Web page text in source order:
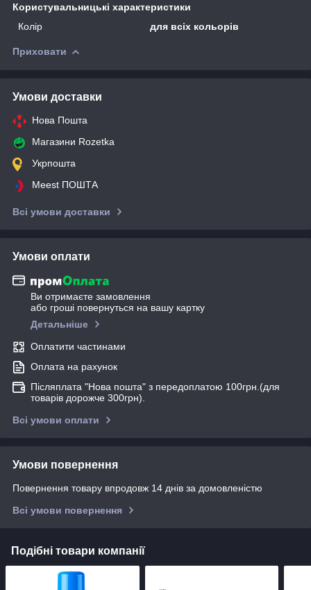
Користувальницькі характеристики
Колір
для всіх кольорів
Приховати
Умови доставки
Нова Пошта
Магазини Rozetka
Укрпошта
Meest ПОШТА
Всі умови доставки
Умови оплати
Ви отримаєте замовлення
або гроші повернуться на вашу картку
Детальніше
Оплатити частинами
Оплата на рахунок
Післяплата "Нова пошта" з передоплатою 100грн.(для
товарів дорожче 300грн).
Всі умови оплати
Умови повернення
Повернення товару впродовж 14 днів за домовленістю
Всі умови повернення
Подібні товари компанії